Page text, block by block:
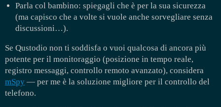
Parla col bambino: spiegagli che è per la sua sicurezza
(ma capisco che a volte si vuole anche sorvegliare senza
discussioni…).
Se Qustodio non ti soddisfa o vuoi qualcosa di ancora più
potente per il monitoraggio (posizione in tempo reale,
registro messaggi, controllo remoto avanzato), considera
mSpy — per me è la soluzione migliore per il controllo del
telefono.